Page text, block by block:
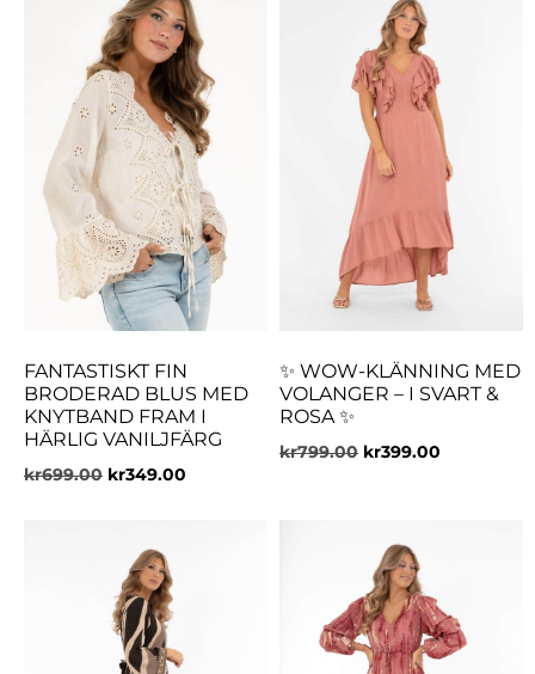
FANTASTISKT FIN
BRODERAD BLUS MED
KNYTBAND FRAM I
HÄRLIG VANILJFÄRG
kr699.00 kr349.00
✨ WOW-KLÄNNING MED
VOLANGER – I SVART &
ROSA ✨
kr799.00 kr399.00